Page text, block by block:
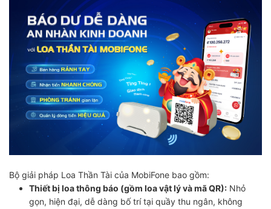
Bộ giải pháp Loa Thần Tài của MobiFone bao gồm:
Thiết bị loa thông báo (gồm loa vật lý và mã QR): Nhỏ
gọn, hiện đại, dễ dàng bố trí tại quầy thu ngân, không